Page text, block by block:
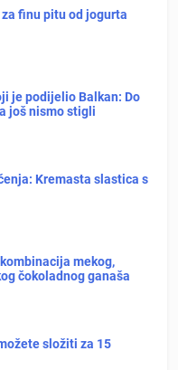
finu pitu od jogurta
je podijelio Balkan: Do
još nismo stigli
Kremasta slastica s
mekog,
čokoladnog ganaša
složiti za 15